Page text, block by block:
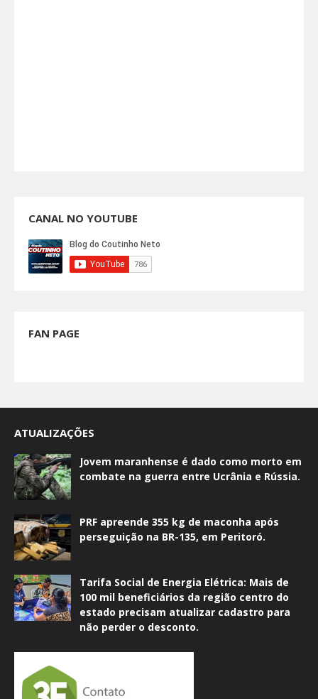
CANAL NO YOUTUBE
FAN PAGE
ATUALIZAÇÕES
Jovem maranhense é dado como morto em
combate na guerra entre Ucrânia e Rússia.
PRF apreende 355 kg de maconha após
perseguição na BR-135, em Peritoró.
Tarifa Social de Energia Elétrica: Mais de
100 mil beneficiários da região centro do
estado precisam atualizar cadastro para
não perder o desconto.